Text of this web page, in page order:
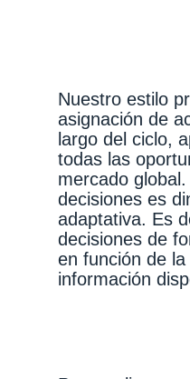
Nuestro estilo
asignación de
largo del ciclo,
todas las
mercado
decisiones es
adaptativa. Es
decisiones de
en función de la
información